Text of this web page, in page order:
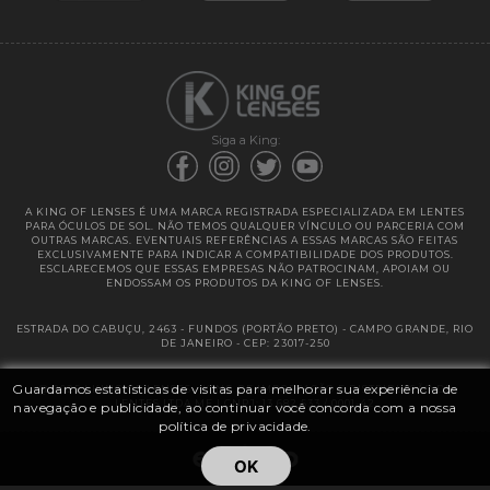
Guardamos estatísticas de visitas para melhorar sua experiência de
navegação e publicidade, ao continuar você concorda com a nossa
política de privacidade.
OK
Siga a King:
A KING OF LENSES É UMA MARCA REGISTRADA ESPECIALIZADA EM LENTES
PARA ÓCULOS DE SOL. NÃO TEMOS QUALQUER VÍNCULO OU PARCERIA COM
OUTRAS MARCAS. EVENTUAIS REFERÊNCIAS A ESSAS MARCAS SÃO FEITAS
EXCLUSIVAMENTE PARA INDICAR A COMPATIBILIDADE DOS PRODUTOS.
ESCLARECEMOS QUE ESSAS EMPRESAS NÃO PATROCINAM, APOIAM OU
ENDOSSAM OS PRODUTOS DA KING OF LENSES.
ESTRADA DO CABUÇU, 2463 - FUNDOS (PORTÃO PRETO) - CAMPO GRANDE, RIO
DE JANEIRO - CEP: 23017-250
@ 2025 | KING OF LENSES - KING OF IMPORTAÇÃO E DISTRIBUIÇÃO DE
LENTES LTDA ME | CNPJ: 13.682.533 / 0001-42